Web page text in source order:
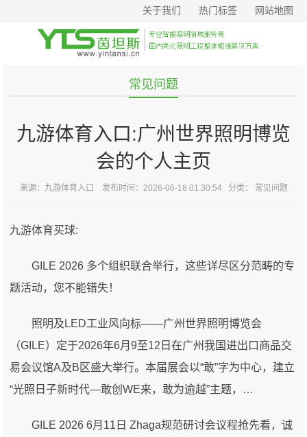
关于我们 热门标签 网站地图
常见问题
九游体育入口:广州世界照明博览
会的个人主页
来源： 九游体育入口 发布时间：2026-06-18 01:30:54 分类： 常见问题
九游体育买球:
GILE 2026 多个组织联合举行，这些详尽区分范畴的专
题活动，您不能错失！
照明及LED工业风向标——广州世界照明博览会
（GILE）定于2026年6月9至12日在广州我国进出口商品交
易会议馆A及B区盛大举行。本届展会以“敢”字为中心，建立
“光照日子新时代—敢创WE来，敢为逾越”主题，…
GILE 2026 6月11日 Zhaga规范研讨会议程抢先看，诚